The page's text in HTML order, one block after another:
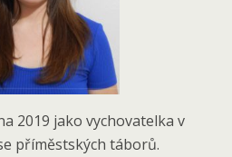
2019 jako vychovatelka v
příměstských táborů.